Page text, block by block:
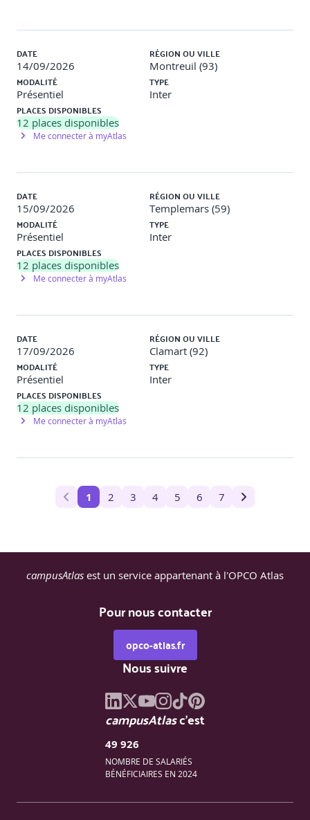
DATE
14/09/2026
RÉGION OU VILLE
Montreuil (93)
MODALITÉ
Présentiel
TYPE
Inter
PLACES DISPONIBLES
12 places disponibles
Me connecter à myAtlas
DATE
15/09/2026
RÉGION OU VILLE
Templemars (59)
MODALITÉ
Présentiel
TYPE
Inter
PLACES DISPONIBLES
12 places disponibles
Me connecter à myAtlas
DATE
17/09/2026
RÉGION OU VILLE
Clamart (92)
MODALITÉ
Présentiel
TYPE
Inter
PLACES DISPONIBLES
12 places disponibles
Me connecter à myAtlas
1 2 3 4 5 6 7
campusAtlas est un service appartenant à l'OPCO Atlas
Pour nous contacter
opco-atlas.fr
Nous suivre
campusAtlasc'est
49 926
NOMBRE DE SALARIÉS
BÉNÉFICIAIRES EN 2024